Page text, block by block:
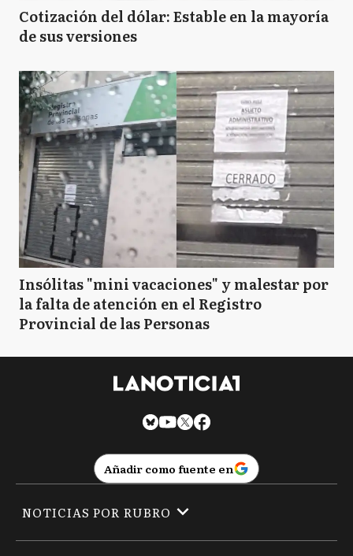
Cotización del dólar: Estable en la mayoría
de sus versiones
Insólitas "mini vacaciones" y malestar por
la falta de atención en el Registro
Provincial de las Personas
Añadir como fuente en
NOTICIAS POR RUBRO